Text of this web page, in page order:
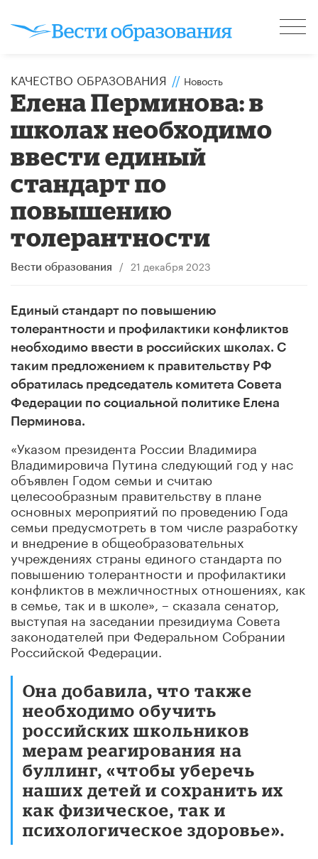
КАЧЕСТВО ОБРАЗОВАНИЯ // Новость
Елена Перминова: в
школах необходимо
ввести единый
стандарт по
повышению
толерантности
Вести образования / 21 декабря 2023
Единый стандарт по повышению
толерантности и профилактики конфликтов
необходимо ввести в российских школах. С
таким предложением к правительству РФ
обратилась председатель комитета Совета
Федерации по социальной политике Елена
Перминова.
«Указом президента России Владимира
Владимировича Путина следующий год у нас
объявлен Годом семьи и считаю
целесообразным правительству в плане
основных мероприятий по проведению Года
семьи предусмотреть в том числе разработку
и внедрение в общеобразовательных
учреждениях страны единого стандарта по
повышению толерантности и профилактики
конфликтов в межличностных отношениях, как
в семье, так и в школе», – сказала сенатор,
выступая на заседании президиума Совета
законодателей при Федеральном Собрании
Российской Федерации.
Она добавила, что также
необходимо обучить
российских школьников
мерам реагирования на
буллинг, «чтобы уберечь
наших детей и сохранить их
как физическое, так и
психологическое здоровье».